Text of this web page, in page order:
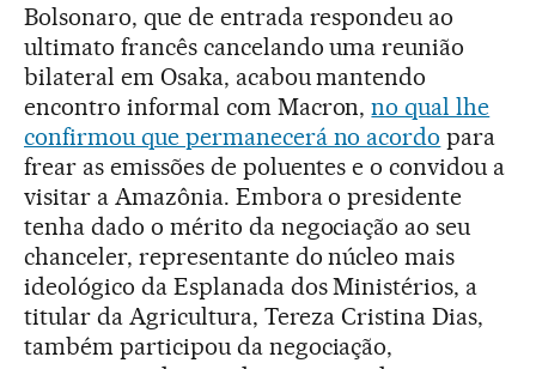
Bolsonaro, que de entrada respondeu ao
ultimato francês cancelando uma reunião
bilateral em Osaka, acabou mantendo
encontro informal com Macron,no qual lhe
confirmou que permanecerá no acordo para
frear as emissões de poluentes e o convidou a
visitar a Amazônia. Embora o presidente
tenha dado o mérito da negociação ao seu
chanceler, representante do núcleo mais
ideológico da Esplanada dos Ministérios, a
titular da Agricultura, Tereza Cristina Dias,
também participou da negociação,